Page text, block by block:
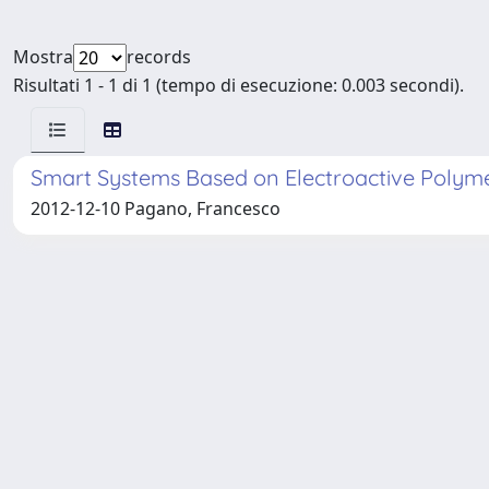
Mostra
records
Risultati 1 - 1 di 1 (tempo di esecuzione: 0.003 secondi).
Smart Systems Based on Electroactive
2012-12-10 Pagano, Francesco